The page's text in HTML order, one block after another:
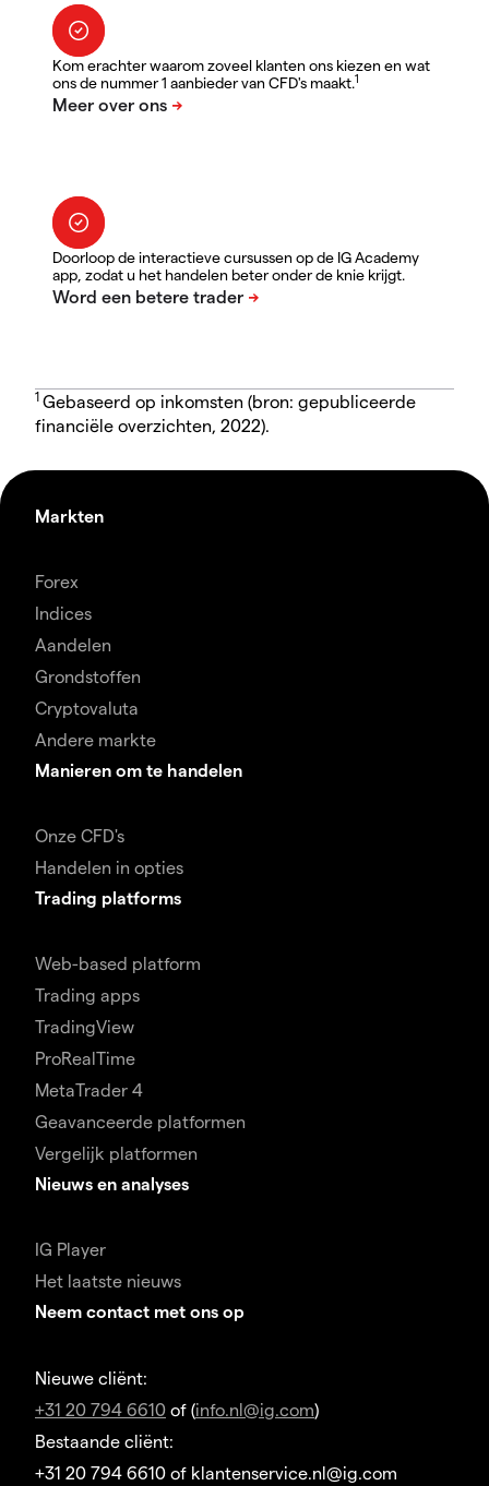
Kom erachter waarom zoveel klanten ons kiezen en wat
ons de nummer 1 aanbieder van CFD's maakt.1
Doorloop de interactieve cursussen op de IG Academy
app, zodat u het handelen beter onder de knie krijgt.
1 Gebaseerd op inkomsten (bron: gepubliceerde
financiële overzichten, 2022).
Markten
Forex
Indices
Aandelen
Grondstoffen
Cryptovaluta
Andere markte
Manieren om te handelen
Onze CFD's
Handelen in opties
Trading platforms
Web-based platform
Trading apps
TradingView
ProRealTime
MetaTrader 4
Geavanceerde platformen
Vergelijk platformen
Nieuws en analyses
IG Player
Het laatste nieuws
Neem contact met ons op
Nieuwe cliënt:
+31 20 794 6610 of (info.nl@ig.com)
Bestaande cliënt:
+31 20 794 6610 of klantenservice.nl@ig.com